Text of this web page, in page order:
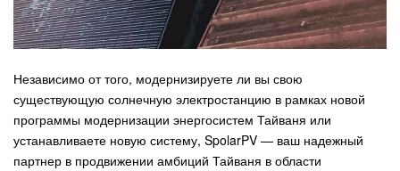
Независимо от того, модернизируете ли вы свою
существующую солнечную электростанцию ​​в рамках новой
программы модернизации энергосистем Тайваня или
устанавливаете новую систему, SpolarPV — ваш надежный
партнер в продвижении амбиций Тайваня в области